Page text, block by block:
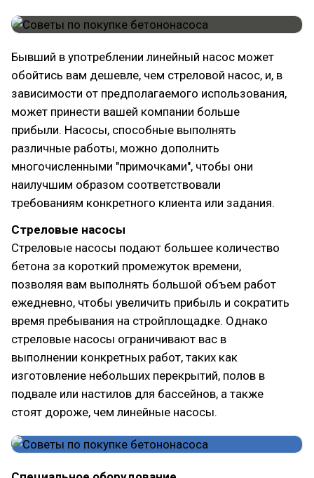
Бывший в употреблении линейный насос может
обойтись вам дешевле, чем стреловой насос, и, в
зависимости от предполагаемого использования,
может принести вашей компании больше
прибыли. Насосы, способные выполнять
различные работы, можно дополнить
многочисленными "примочками", чтобы они
наилучшим образом соответствовали
требованиям конкретного клиента или задания.
Стреловые насосы
Стреловые насосы подают большее количество
бетона за короткий промежуток времени,
позволяя вам выполнять большой объем работ
ежедневно, чтобы увеличить прибыль и сократить
время пребывания на стройплощадке. Однако
стреловые насосы ограничивают вас в
выполнении конкретных работ, таких как
изготовление небольших перекрытий, полов в
подвале или настилов для бассейнов, а также
стоят дороже, чем линейные насосы.